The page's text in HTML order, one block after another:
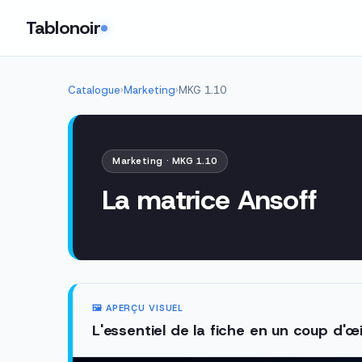
Tablonoir
Catalogue›Marketing›MKG 1.10
Marketing · MKG 1.10
La matrice Ansoff
🖼️ APERÇU VISUEL
L'essentiel de la fiche en un coup